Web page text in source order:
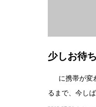
少しお待
に携帯が変
るまで、今し